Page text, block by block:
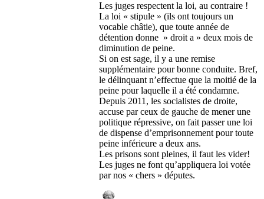
Les juges respectent la loi, au contraire !
La loi « stipule » (ils ont toujours un
vocable châtie), que toute année de
détention donne » droit a » deux mois de
diminution de peine.
Si on est sage, il y a une remise
supplémentaire pour bonne conduite. Bref,
le délinquant n’effectue que la moitié de la
peine pour laquelle il a été condamne.
Depuis 2011, les socialistes de droite,
accuse par ceux de gauche de mener une
politique répressive, on fait passer une loi
de dispense d’emprisonnement pour toute
peine inférieure a deux ans.
Les prisons sont pleines, il faut les vider!
Les juges ne font qu’appliquera loi votée
par nos « chers » députes.